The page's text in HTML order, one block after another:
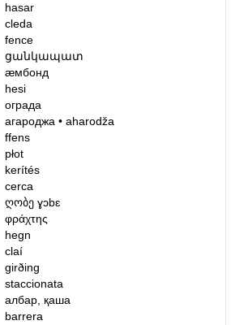
hasar
cleda
fence
ցանկապատ
ӕмбонд
hesi
ограда
агароджа• aharodža
ffens
płot
kerítés
cerca
ღობეɣɔbɛ
φράχτης
hegn
claí
girðing
staccionata
албар, қаша
barrera